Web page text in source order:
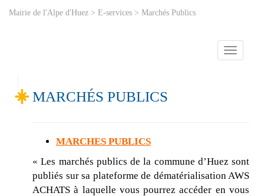
Mairie de l'Alpe d'Huez > E-services > Marchés Publics
Toggle
MARCHÉS PUBLICS
MARCHES PUBLICS
« Les marchés publics de la commune d’Huez sont
publiés sur sa plateforme de dématérialisation AWS
ACHATS à laquelle vous pourrez accéder en vous